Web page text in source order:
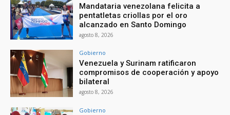
Mandataria venezolana felicita a
pentatletas criollas por el oro
alcanzado en Santo Domingo
agosto 8, 2026
Gobierno
Venezuela y Surinam ratificaron
compromisos de cooperación y apoyo
bilateral
agosto 8, 2026
Gobierno